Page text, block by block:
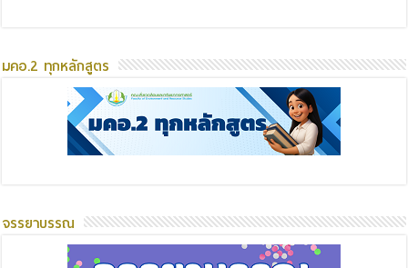
มคอ.2 ทุกหลักสูตร
จรรยาบรรณ